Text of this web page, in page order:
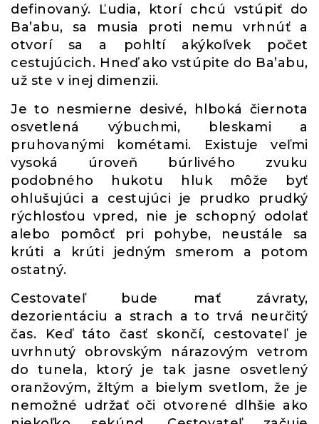
definovaný. Ľudia, ktorí chcú vstúpiť do
Ba’abu, sa musia proti nemu vrhnúť a
otvorí sa a pohltí akýkoľvek počet
cestujúcich. Hneď ako vstúpite do Ba’abu,
už ste v inej dimenzii.
Je to nesmierne desivé, hlboká čiernota
osvetlená výbuchmi, bleskami a
pruhovanými kométami. Existuje veľmi
vysoká úroveň búrlivého zvuku
podobného hukotu hluk môže byť
ohlušujúci a cestujúci je prudko prudký
rýchlosťou vpred, nie je schopný odolať
alebo pomôcť pri pohybe, neustále sa
krúti a krúti jedným smerom a potom
ostatný.
Cestovateľ bude mať závraty,
dezorientáciu a strach a to trvá neurčitý
čas. Keď táto časť skončí, cestovateľ je
uvrhnutý obrovským nárazovým vetrom
do tunela, ktorý je tak jasne osvetlený
oranžovým, žltým a bielym svetlom, že je
nemožné udržať oči otvorené dlhšie ako